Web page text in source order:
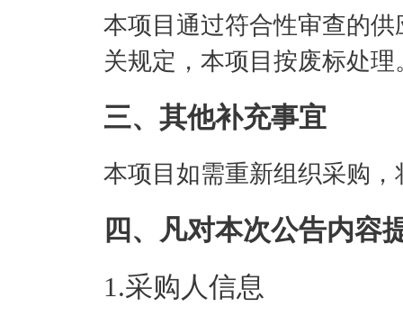
本项目通过符合性审查的供
关规定，本项目按废标处理
三、其他补充事宜
本项目如需重新组织采购，
四、凡对本次公告内容
1.采购人信息